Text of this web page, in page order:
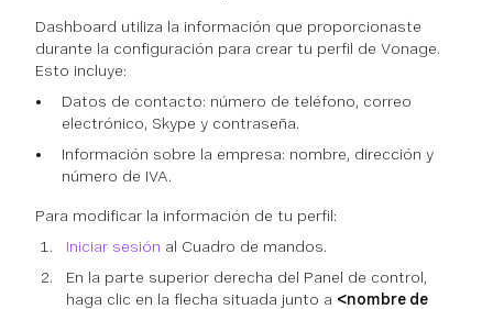
Dashboard utiliza la información que proporcionaste
durante la configuración para crear tu perfil de Vonage.
Esto incluye:
Datos de contacto: número de teléfono, correo
electrónico, Skype y contraseña.
Información sobre la empresa: nombre, dirección y
número de IVA.
Para modificar la información de tu perfil:
Iniciar sesión al Cuadro de mandos.
En la parte superior derecha del Panel de control,
haga clic en la flecha situada junto a <nombre de